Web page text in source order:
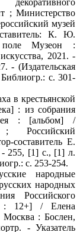
; Министерство
музей
К. Ю.
Музеон :
2021. -
- (Издательская
с. 301-
в крестьянской
: из собрания
: [альбом] /
Российский
составитель Е.
255, [1] с., [1] л.
с. 253-254.
народные
народных
Российского
: 12+] / Елена
: Бослен,
- Указатель